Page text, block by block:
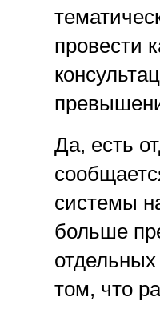
провести
Да, есть
системы
больше
том, что